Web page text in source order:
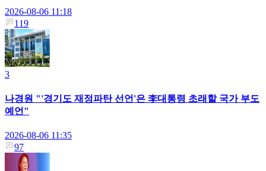
2026-08-06 11:18
119
3
나경원 "'경기도 재정파탄 선언'은 李대통령 초래할 국가 부도
예언"
2026-08-06 11:35
97